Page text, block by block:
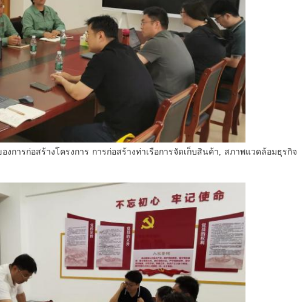
งการก่อสร้างโครงการ การก่อสร้างท่าเรือการจัดเก็บสินค้า, สภาพแวดล้อมธุรกิ